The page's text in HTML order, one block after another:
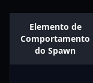
Elemento de
Comportamento
do Spawn